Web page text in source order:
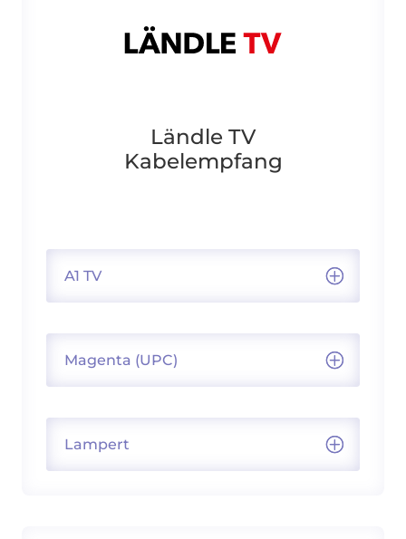
Ländle TV
Kabelempfang
A1 TV
Magenta (UPC)
Lampert